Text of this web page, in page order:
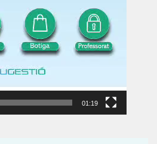
01:19